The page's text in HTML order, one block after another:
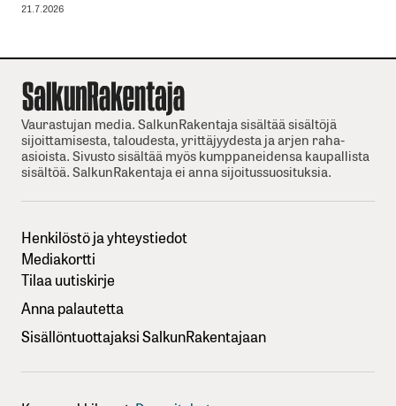
21.7.2026
Vaurastujan media. SalkunRakentaja sisältää sisältöjä
sijoittamisesta, taloudesta, yrittäjyydesta ja arjen raha-
asioista. Sivusto sisältää myös kumppaneidensa kaupallista
sisältöä. SalkunRakentaja ei anna sijoitussuosituksia.
Henkilöstö ja yhteystiedot
Mediakortti
Tilaa uutiskirje
Anna palautetta
Sisällöntuottajaksi SalkunRakentajaan